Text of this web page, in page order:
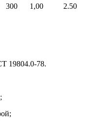
300 1,00 2.50
19804.0-78.